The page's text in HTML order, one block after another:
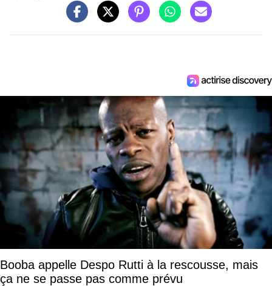
Booba appelle Despo Rutti à la rescousse, mais
ça ne se passe pas comme prévu